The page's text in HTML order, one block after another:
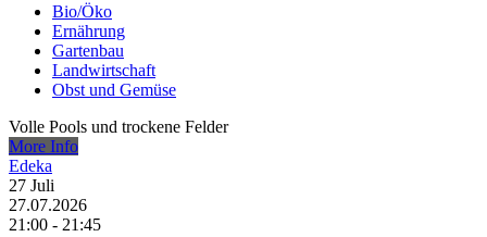
Bio/Öko
Ernährung
Gartenbau
Landwirtschaft
Obst und Gemüse
Volle Pools und trockene Felder
More Info
Edeka
27 Juli
27.07.2026
21:00 - 21:45